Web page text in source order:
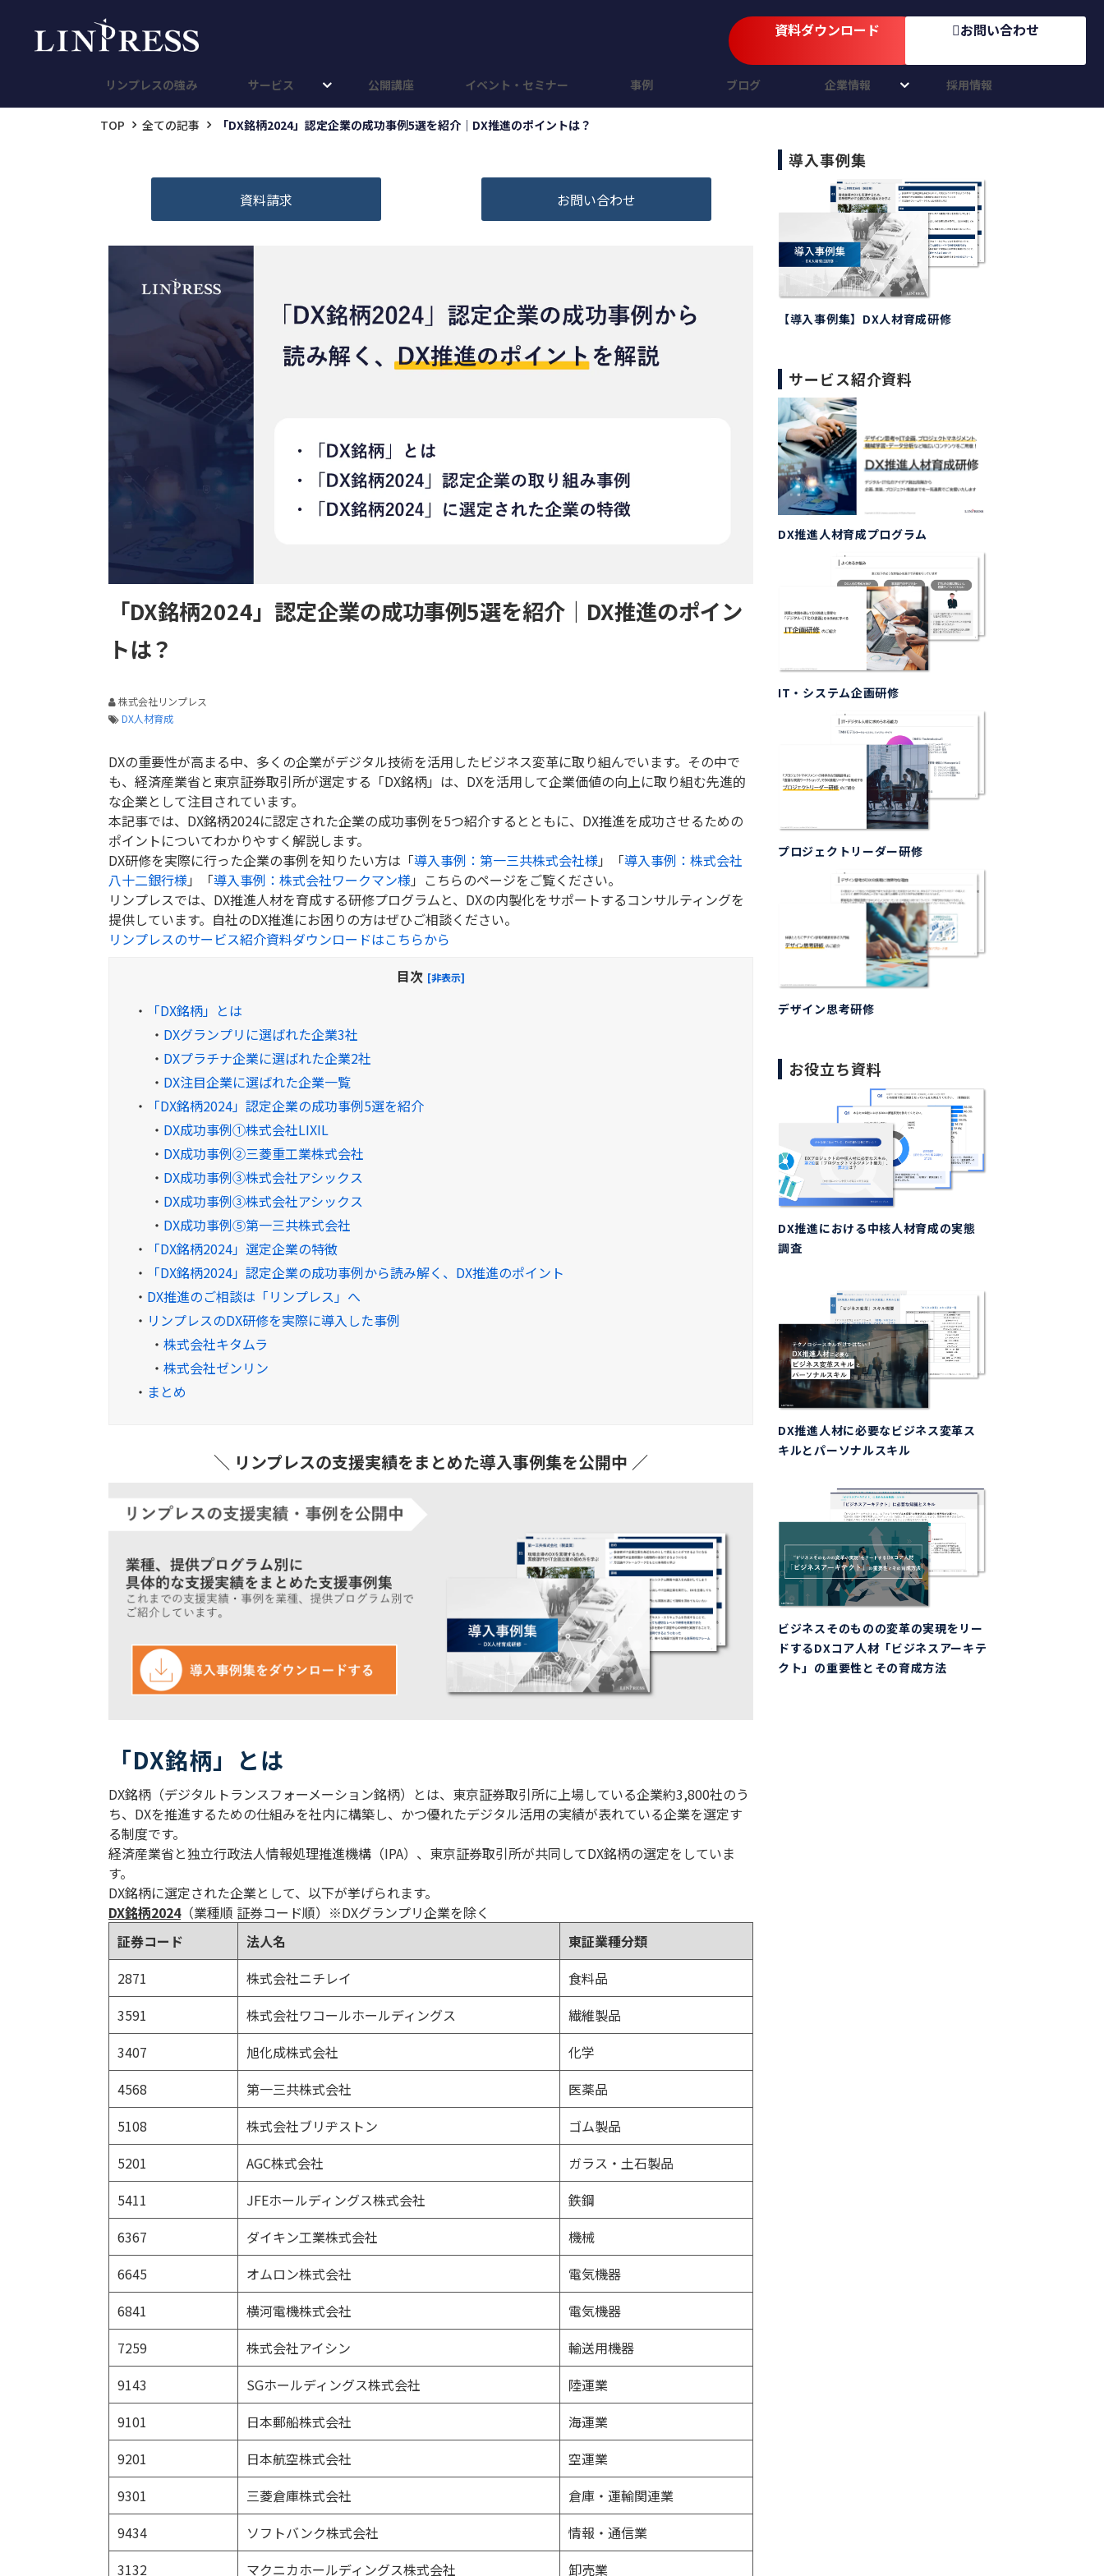
資料ダウンロード お問い合わせ
リンプレスの強み サービス 公開講座 イベント・セミナー 事例 ブログ 企業情報 採用情報
TOP 全ての記事 「DX銘柄2024」認定企業の成功事例5選を紹介｜DX推進のポイントは？
資料請求 お問い合わせ
「DX銘柄2024」認定企業の成功事例5選を紹介｜DX推進のポイン
トは？
株式会社リンプレス
DX人材育成
DXの重要性が高まる中、多くの企業がデジタル技術を活用したビジネス変革に取り組んでいます。その中で
も、経済産業省と東京証券取引所が選定する「DX銘柄」は、DXを活用して企業価値の向上に取り組む先進的
な企業として注目されています。
本記事では、DX銘柄2024に認定された企業の成功事例を5つ紹介するとともに、DX推進を成功させるための
ポイントについてわかりやすく解説します。
DX研修を実際に行った企業の事例を知りたい方は「導入事例：第一三共株式会社様」「導入事例：株式会社
八十二銀行様」「導入事例：株式会社ワークマン様」こちらのページをご覧ください。
リンプレスでは、DX推進人材を育成する研修プログラムと、DXの内製化をサポートするコンサルティングを
提供しています。自社のDX推進にお困りの方はぜひご相談ください。
リンプレスのサービス紹介資料ダウンロードはこちらから
目次 [非表示]
・
「DX銘柄」とは
・ DXグランプリに選ばれた企業3社
・ DXプラチナ企業に選ばれた企業2社
・ DX注目企業に選ばれた企業一覧
・
「DX銘柄2024」認定企業の成功事例5選を紹介
・ DX成功事例①株式会社LIXIL
・ DX成功事例②三菱重工業株式会社
・ DX成功事例③株式会社アシックス
・ DX成功事例③株式会社アシックス
・ DX成功事例⑤第一三共株式会社
・
「DX銘柄2024」選定企業の特徴
・
「DX銘柄2024」認定企業の成功事例から読み解く、DX推進のポイント
・ DX推進のご相談は「リンプレス」へ
・ リンプレスのDX研修を実際に導入した事例
・ 株式会社キタムラ
・ 株式会社ゼンリン
・ まとめ
＼ リンプレスの支援実績をまとめた導入事例集を公開中 ／
「DX銘柄」とは
DX銘柄（デジタルトランスフォーメーション銘柄）とは、東京証券取引所に上場している企業約3,800社のう
ち、DXを推進するための仕組みを社内に構築し、かつ優れたデジタル活用の実績が表れている企業を選定す
る制度です。
経済産業省と独立行政法人情報処理推進機構（IPA）、東京証券取引所が共同してDX銘柄の選定をしていま
す。
DX銘柄に選定された企業として、以下が挙げられます。
DX銘柄2024（業種順 証券コード順）※DXグランプリ企業を除く
証券コード
法人名
東証業種分類
2871
株式会社ニチレイ
食料品
3591
株式会社ワコールホールディングス
繊維製品
3407
旭化成株式会社
化学
4568
第一三共株式会社
医薬品
5108
株式会社ブリヂストン
ゴム製品
5201
AGC株式会社
ガラス・土石製品
5411
JFEホールディングス株式会社
鉄鋼
6367
ダイキン工業株式会社
機械
6645
オムロン株式会社
電気機器
6841
横河電機株式会社
電気機器
7259
株式会社アイシン
輸送用機器
9143
SGホールディングス株式会社
陸運業
9101
日本郵船株式会社
海運業
9201
日本航空株式会社
空運業
9301
三菱倉庫株式会社
倉庫・運輸関連業
9434
ソフトバンク株式会社
情報・通信業
3132
マクニカホールディングス株式会社 卸売業
導入事例集
【導入事例集】DX人材育成研修
サービス紹介資料
DX推進人材育成プログラム
IT・システム企画研修
プロジェクトリーダー研修
デザイン思考研修
お役立ち資料
DX推進における中核人材育成の実態
調査
DX推進人材に必要なビジネス変革ス
キルとパーソナルスキル
ビジネスそのものの変革の実現をリー
ドするDXコア人材「ビジネスアーキテ
クト」の重要性とその育成方法